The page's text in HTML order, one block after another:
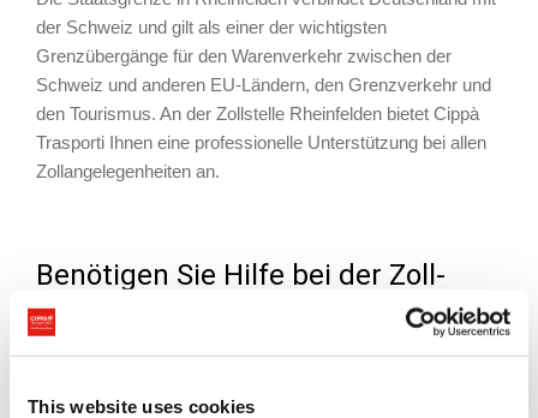
This website uses cookies
der Schweiz und gilt als einer der wichtigsten
Grenzübergänge für den Warenverkehr zwischen der
Schweiz und anderen EU-Ländern, den Grenzverkehr und
den Tourismus. An der Zollstelle Rheinfelden bietet Cippà
Trasporti Ihnen eine professionelle Unterstützung bei allen
Zollangelegenheiten an.
Benötigen Sie Hilfe bei der Zoll-
abfertigung in Thayngen?
von EU-Waren
vorübergehenden Ausfuhr aus der